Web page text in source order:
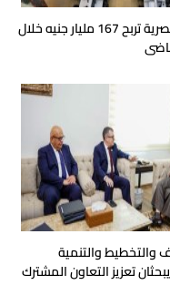
البورصة المصرية تربح 167 مليار جنيه خلال
والتخطيط والتنمية
تعزيز التعاون المشترك